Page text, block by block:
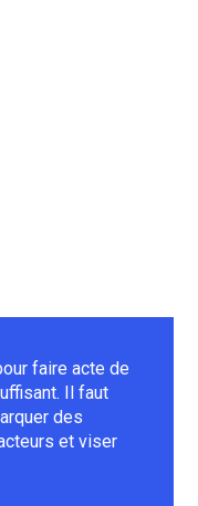
faire acte de
Il faut
des
et viser